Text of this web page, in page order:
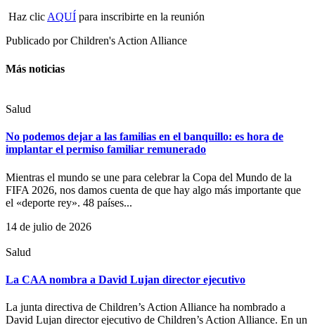
Haz clicAQUÍ para inscribirte en la reunión
Publicado porChildren's Action Alliance
Más noticias
Salud
No podemos dejar a las familias en el banquillo: es hora de
implantar el permiso familiar remunerado
Mientras el mundo se une para celebrar la Copa del Mundo de la
FIFA 2026, nos damos cuenta de que hay algo más importante que
el «deporte rey». 48 países...
14 de julio de 2026
Salud
La CAA nombra a David Lujan director ejecutivo
La junta directiva de Children’s Action Alliance ha nombrado a
David Lujan director ejecutivo de Children’s Action Alliance. En un